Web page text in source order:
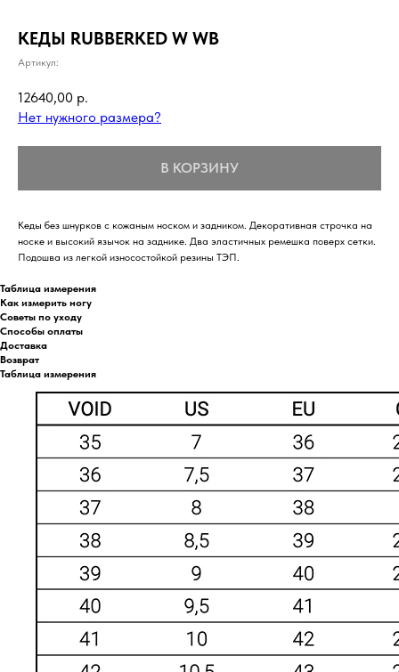
КЕДЫ RUBBERKED W WB
Артикул:
12640,00 р.
Нет нужного размера?
В КОРЗИНУ
Кеды без шнурков с кожаным носком и задником. Декоративная строчка на
носке и высокий язычок на заднике. Два эластичных ремешка поверх сетки.
Подошва из легкой износостойкой резины ТЭП.
Таблица измерения
Как измерить ногу
Советы по уходу
Способы оплаты
Доставка
Возврат
Таблица измерения